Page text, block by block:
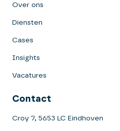
Over ons
Diensten
Cases
Insights
Vacatures
Contact
Croy 7, 5653 LC Eindhoven